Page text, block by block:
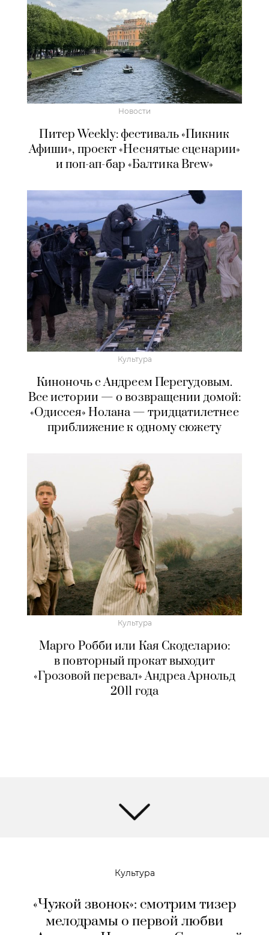
Новости
Питер Weekly: фестиваль «Пикник
Афиши», проект «Неснятые сценарии»
и поп-ап-бар «Балтика Brew»
Культура
Киноночь с Андреем Перегудовым.
Все истории — о возвращении домой:
«Одиссея» Нолана — тридцатилетнее
приближение к одному сюжету
Культура
Марго Робби или Кая Скоделарио:
в повторный прокат выходит
«Грозовой перевал» Андреа Арнольд
2011 года
Культура
«Чужой звонок»: смотрим тизер
мелодрамы о первой любви